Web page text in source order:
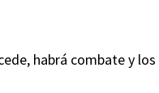
habrá combate y